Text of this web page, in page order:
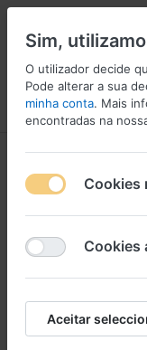
Menu Iniciar sessão
1-16de
Livros para
Sim,
O utilizador decide
Pode alterar a sua
minha conta. Mais
encontradas na
Cookies
Cookies
Aceitar